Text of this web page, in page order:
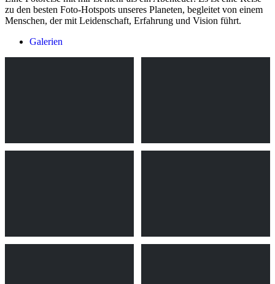
zu den besten Foto-Hotspots unseres Planeten, begleitet von einem
Menschen, der mit Leidenschaft, Erfahrung und Vision führt.
Galerien